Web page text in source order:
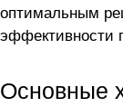
оптимальным
эффективности
Основные